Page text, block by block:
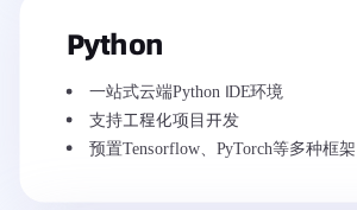
Python
一站式云端Python IDE环境
支持工程化项目开发
预置Tensorflow、PyTorch等多种框架